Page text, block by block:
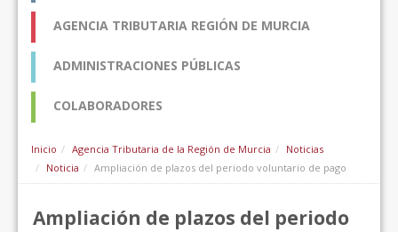
AGENCIA TRIBUTARIA REGIÓN DE MURCIA
ADMINISTRACIONES PÚBLICAS
COLABORADORES
Inicio Agencia Tributaria de la Región de Murcia
Noticias
Noticia
Ampliación de plazos del periodo voluntario de pago
Ampliación de plazos del periodo